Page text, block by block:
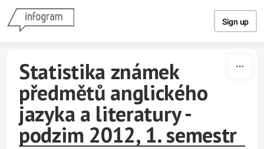
Sign up
Statistika známek
předmětů anglického
jazyka a literatury -
podzim 2012, 1. semestr